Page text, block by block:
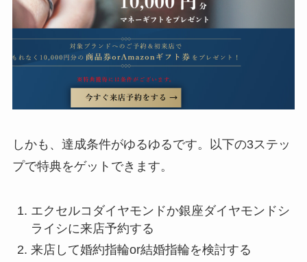
しかも、達成条件がゆるゆるです。以下の3ステッ
プで特典をゲットできます。
エクセルコダイヤモンドか銀座ダイヤモンドシ
ライシに来店予約する
来店して婚約指輪or結婚指輪を検討する